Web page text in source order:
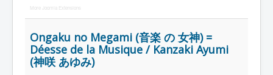
More Joomla Extensions
Ongaku no Megami (音楽 の 女神) =
Déesse de la Musique / Kanzaki Ayumi
(神咲 あゆみ)